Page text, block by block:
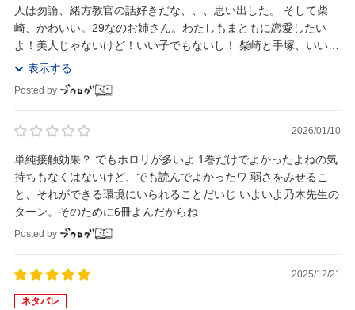
人は勿論、緒方教官の話好きだな、、、思い出した。 そして柴
崎、かわいい。29なのお姉さん。わたしもまともに恋愛したい
よ！美人じゃないけど！いい子でもないし！ 柴崎と手塚、いいか
っぷるよな。ほんと、小学生の時二次創作まで探し...
表示する
Posted by
2026/01/10
単純接触効果？ でもホロリが多いよ 1巻だけでよかったよねの気
持ちもなくはないけど、でも読んでよかったワ 弱さをみせるこ
と、それができる環境にいられることだいじ いよいよ乃木先生の
ターン。そのために6冊よんだからね
Posted by
2025/12/21
ネタバレ